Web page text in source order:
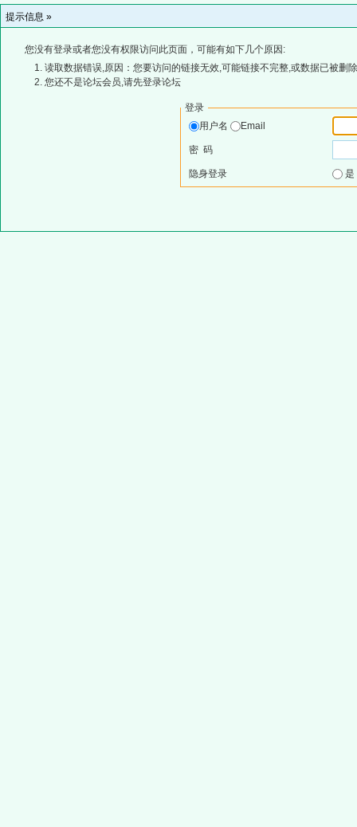
提示信息 »
您没有登录或者您没有权限访问此页面，可能有如下几个原因:
读取数据错误,原因：您要访问的链接无效,可能链接不完整,或数据已被删
您还不是论坛会员,请先登录论坛
登录
用户名
Email
密 码
隐身登录